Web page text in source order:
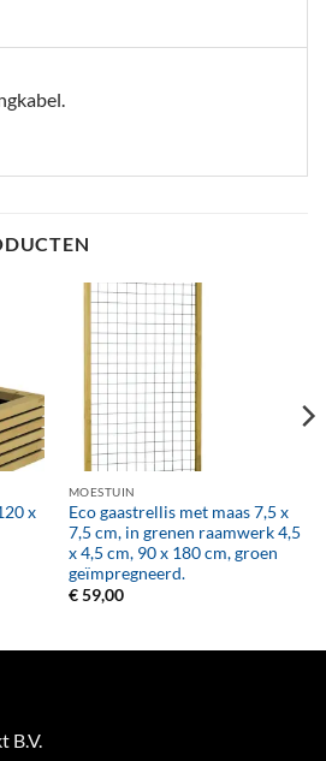
x
MOESTUIN
Eco gaastrellis met maas 7,5 x
7,5 cm, in grenen raamwerk 4,5
x 4,5 cm, 90 x 180 cm, groen
geïmpregneerd.
€59,00
B.V.